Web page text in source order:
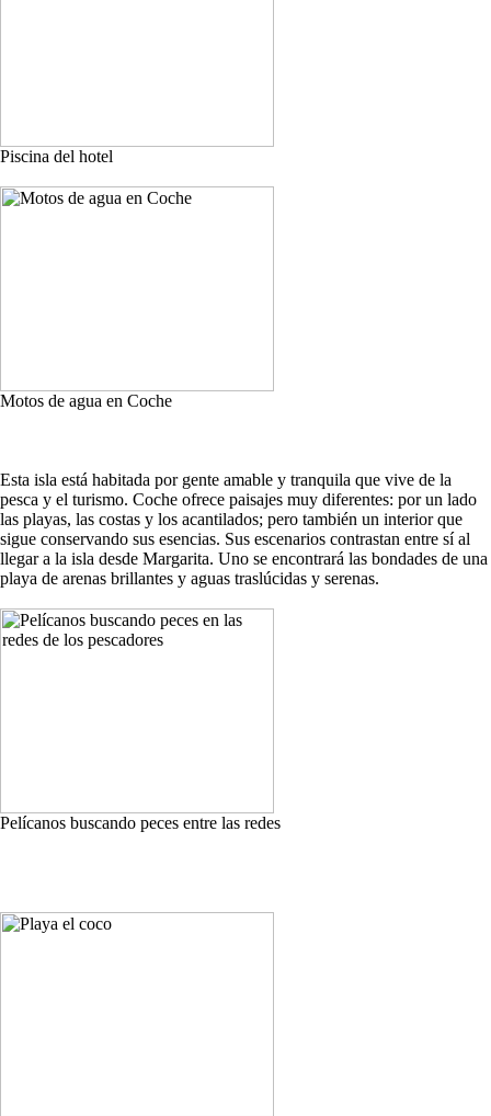
Piscina del hotel
Motos de agua en Coche
Esta isla está habitada por gente amable y tranquila que vive de la
pesca y el turismo. Coche ofrece paisajes muy diferentes: por un lado
las playas, las costas y los acantilados; pero también un interior que
sigue conservando sus esencias. Sus escenarios contrastan entre sí al
llegar a la isla desde Margarita. Uno se encontrará las bondades de una
playa de arenas brillantes y aguas traslúcidas y serenas.
Pelícanos buscando peces entre las redes